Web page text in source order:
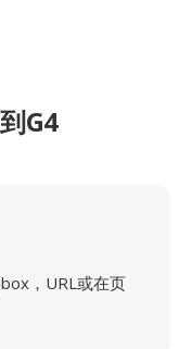
G4
，URL或在页